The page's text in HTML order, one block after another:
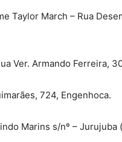
Taylor March – Rua
Ver. Armando Ferreira,
724, Engenhoca.
Marins s/nº –